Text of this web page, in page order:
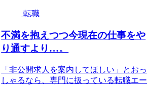
転職
不満を抱えつつ今現在の仕事をや
り通すより…。
「非公開求人を案内してほしい」とおっ
しゃるなら、専門に扱っている転職エー